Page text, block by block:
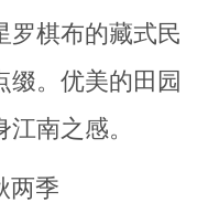
罗棋布的藏式民
缀。优美的田园
南之感。
两季